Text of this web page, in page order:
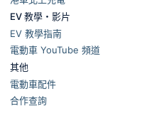
EV 教學・影片
EV 教學指南
電動車 YouTube 頻道
其他
電動車配件
合作查詢